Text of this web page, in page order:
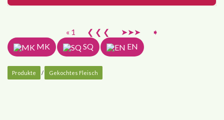
« 1 ❮ ❮ ❮ ➤➤➤
➧
MK
SQ EN
Produkte / Gekochtes Fleisch